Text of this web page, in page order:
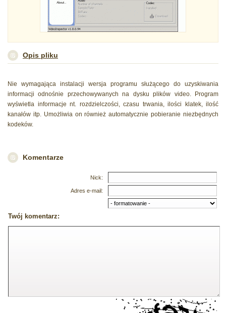
Opis pliku
Nie wymagająca instalacji wersja programu służącego do uzyskiwania
informacji odnośnie przechowywanych na dysku plików video. Program
wyświetla informacje nt. rozdzielczości, czasu trwania, ilości klatek, ilość
kanałów itp. Umożliwia on również automatycznie pobieranie niezbędnych
kodeków.
Komentarze
Nick:
Adres e-mail:
Twój komentarz: